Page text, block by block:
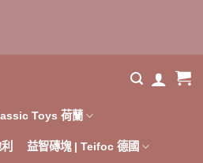
Toys 荷蘭
益智磚塊 | Teifoc 德國